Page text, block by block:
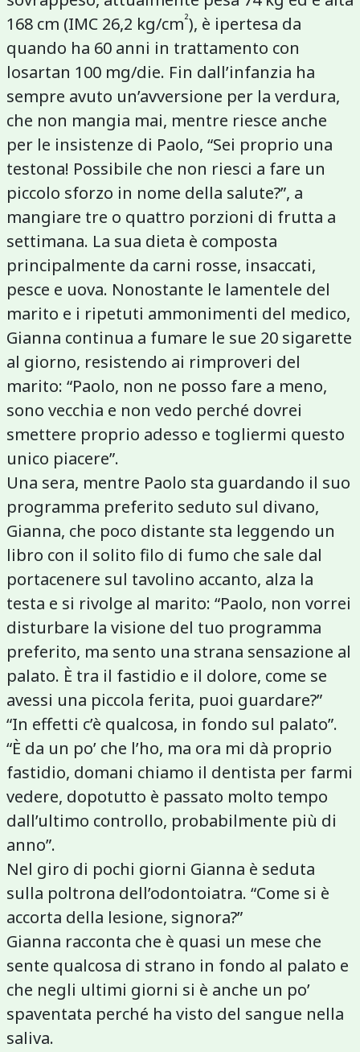
168 cm (IMC 26,2 kg/cm²), è ipertesa da
quando ha 60 anni in trattamento con
losartan 100 mg/die. Fin dall’infanzia ha
sempre avuto un’avversione per la verdura,
che non mangia mai, mentre riesce anche
per le insistenze di Paolo, “Sei proprio una
testona! Possibile che non riesci a fare un
piccolo sforzo in nome della salute?”, a
mangiare tre o quattro porzioni di frutta a
settimana. La sua dieta è composta
principalmente da carni rosse, insaccati,
pesce e uova. Nonostante le lamentele del
marito e i ripetuti ammonimenti del medico,
Gianna continua a fumare le sue 20 sigarette
al giorno, resistendo ai rimproveri del
marito: “Paolo, non ne posso fare a meno,
sono vecchia e non vedo perché dovrei
smettere proprio adesso e togliermi questo
unico piacere”.
Una sera, mentre Paolo sta guardando il suo
programma preferito seduto sul divano,
Gianna, che poco distante sta leggendo un
libro con il solito filo di fumo che sale dal
portacenere sul tavolino accanto, alza la
testa e si rivolge al marito: “Paolo, non vorrei
disturbare la visione del tuo programma
preferito, ma sento una strana sensazione al
palato. È tra il fastidio e il dolore, come se
avessi una piccola ferita, puoi guardare?”
“In effetti c’è qualcosa, in fondo sul palato”.
“È da un po’ che l’ho, ma ora mi dà proprio
fastidio, domani chiamo il dentista per farmi
vedere, dopotutto è passato molto tempo
dall’ultimo controllo, probabilmente più di
anno”.
Nel giro di pochi giorni Gianna è seduta
sulla poltrona dell’odontoiatra. “Come si è
accorta della lesione, signora?”
Gianna racconta che è quasi un mese che
sente qualcosa di strano in fondo al palato e
che negli ultimi giorni si è anche un po’
spaventata perché ha visto del sangue nella
saliva.